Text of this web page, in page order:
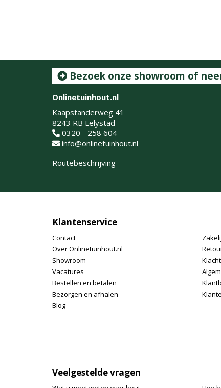
Bezoek onze showroom of
Onlinetuinhout.nl
Kaapstanderweg 41
8243 RB Lelystad
0320 - 258 604
info@onlinetuinhout.nl
Routebeschrijving
Klantenservice
Contact
Over Onlinetuinhout.nl
Showroom
Vacatures
Bestellen en betalen
Bezorgen en afhalen
Blog
Veelgestelde vragen